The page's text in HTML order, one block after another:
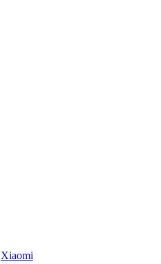
Xiaomi